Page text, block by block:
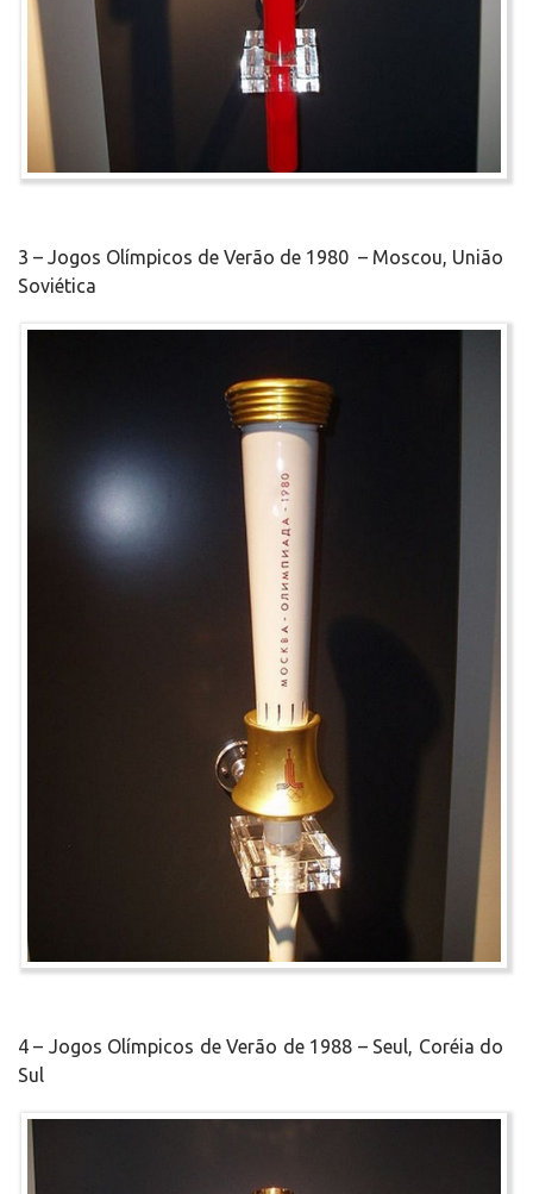
3 – Jogos Olímpicos de Verão de 1980 – Moscou, União
Soviética
4 – Jogos Olímpicos de Verão de 1988 – Seul, Coréia do
Sul